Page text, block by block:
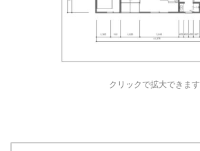
クリックで拡大できます